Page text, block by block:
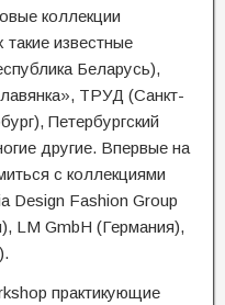
коллекции
такие известные
Беларусь),
ТРУД (Санкт-
Петербургский
другие. Впервые на
с коллекциями
Design Fashion Group
LM GmbH (Германия),
практикующие